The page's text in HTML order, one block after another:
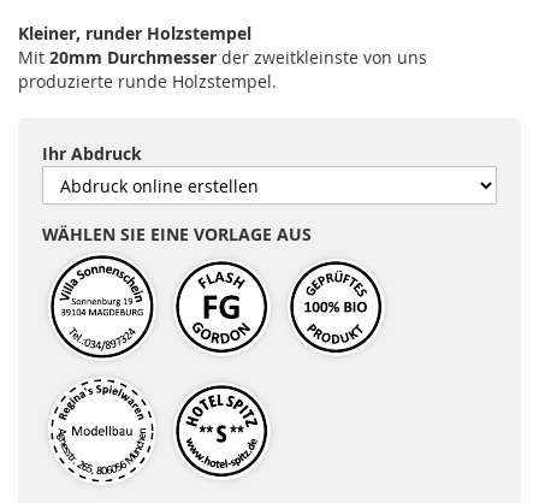
Kleiner, runder Holzstempel
Mit 20mm Durchmesser der zweitkleinste von uns
produzierte runde Holzstempel.
Ihr Abdruck
WÄHLEN SIE EINE VORLAGE AUS